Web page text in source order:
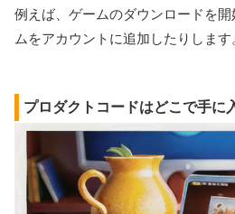
例えば、ゲームのダウンロードを
ムをアカウントに追加したりします
プロダクトコードはどこで手に